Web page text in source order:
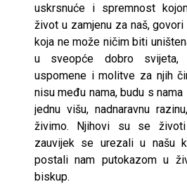
uskrsnuće i spremnost
život u zamjenu za naš,
koja ne može ničim biti
u sveopće dobro svijeta,
uspomene i molitve za njih
nisu među nama, budu s nama
jednu višu, nadnaravnu
živimo. Njihovi su se
zauvijek se urezali u našu
postali nam putokazom u
biskup.